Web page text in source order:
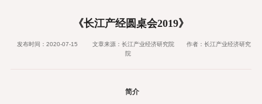
《长江产经圆桌会2019》
发布时间：2020-07-15 文章来源：长江产业经济研究院
作者：长江产业经济研究
院
简介